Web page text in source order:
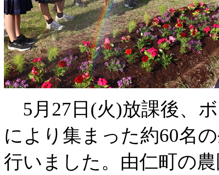
5月27日(火)放課後、
により集まった約60名
行いました。由仁町の